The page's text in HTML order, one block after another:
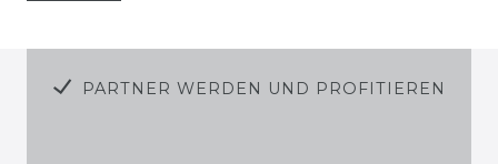
PARTNER WERDEN UND PROFITIEREN